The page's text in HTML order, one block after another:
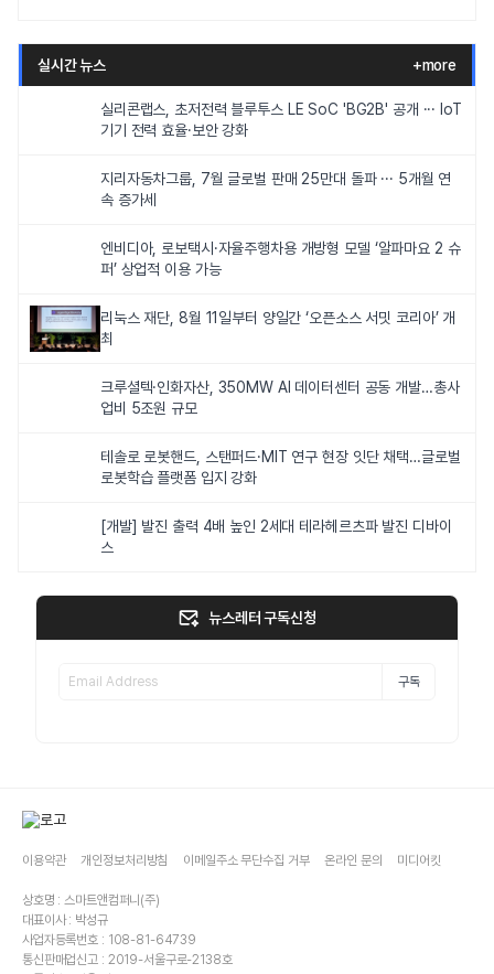
실시간 뉴스 +more
실리콘랩스, 초저전력 블루투스 LE SoC 'BG2B' 공개 ··· IoT
기기 전력 효율·보안 강화
지리자동차그룹, 7월 글로벌 판매 25만대 돌파 ··· 5개월 연
속 증가세
엔비디아, 로보택시·자율주행차용 개방형 모델 ‘알파마요 2 슈
퍼’ 상업적 이용 가능
리눅스 재단, 8월 11일부터 양일간 ‘오픈소스 서밋 코리아’ 개
최
크루셜텍·인화자산, 350MW AI 데이터센터 공동 개발…총사
업비 5조원 규모
테솔로 로봇핸드, 스탠퍼드·MIT 연구 현장 잇단 채택…글로벌
로봇학습 플랫폼 입지 강화
[개발] 발진 출력 4배 높인 2세대 테라헤르츠파 발진 디바이
스
뉴스레터 구독신청
구독
이용약관 개인정보처리방침 이메일주소 무단수집 거부 온라인 문의 미디어킷
상호명 : 스마트앤컴퍼니(주)
대표이사 : 박성규
사업자등록번호 : 108-81-64739
통신판매업신고 : 2019-서울구로-2138호